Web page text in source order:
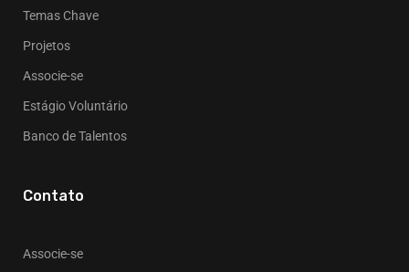
Temas Chave
Projetos
Associe-se
Estágio Voluntário
Banco de Talentos
Contato
Associe-se